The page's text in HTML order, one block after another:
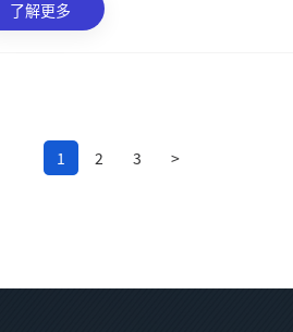
了解更多
1 2 3 >